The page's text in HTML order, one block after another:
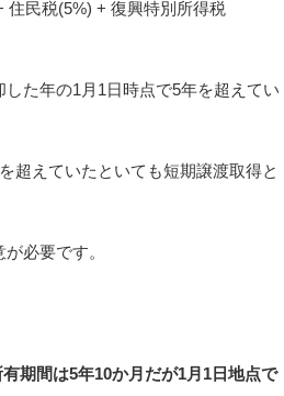
民税(5%) + 復興特別所得税
た年の1月1日時点で5年を超えてい
超えていたといても短期譲渡取得と
必要です。
間は5年10か月だが1月1日地点で